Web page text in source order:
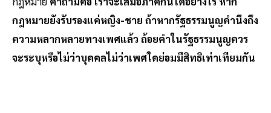
กฎหมายยังรับรองแค่หญิง-ชาย ถ้าหากรัฐธรรมนูญคำนึงถึง
ความหลากหลายทางเพศแล้ว ถ้อยคำในรัฐธรรมนูญควร
จะระบุหรือไม่ว่าบุคคลไม่ว่าเพศใดย่อมมีสิทธิเท่าเทียมกัน